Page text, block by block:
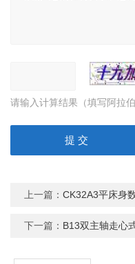
请输入计算结果（填写阿拉
上一篇：CK32A3平床身
下一篇： B13双主轴走心